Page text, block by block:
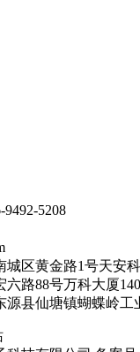
9492-5208
区黄金路1号天安
路88号万科大厦
县仙塘镇蝴蝶岭工